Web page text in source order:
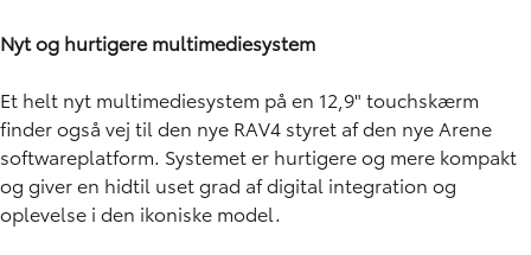
Nyt og hurtigere multimediesystem
Et helt nyt multimediesystem på en 12,9" touchskærm
finder også vej til den nye RAV4 styret af den nye Arene
softwareplatform. Systemet er hurtigere og mere kompakt
og giver en hidtil uset grad af digital integration og
oplevelse i den ikoniske model.